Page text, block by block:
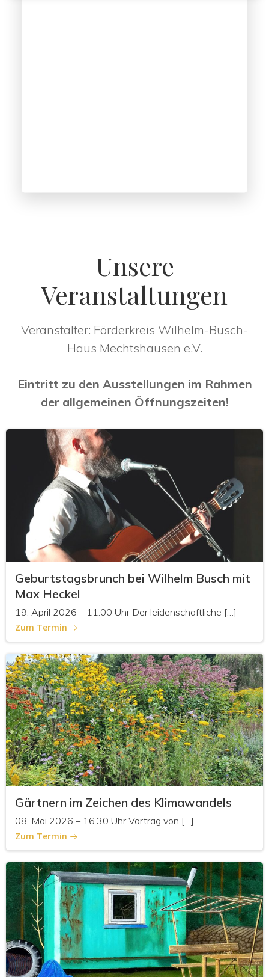
Unsere
Veranstaltungen
Veranstalter: Förderkreis Wilhelm-Busch-
Haus Mechtshausen e.V.
Eintritt zu den Ausstellungen im Rahmen
der allgemeinen Öffnungszeiten!
Geburtstagsbrunch bei Wilhelm Busch mit
Max Heckel
19. April 2026 – 11.00 Uhr Der leidenschaftliche […]
Zum Termin
Gärtnern im Zeichen des Klimawandels
08. Mai 2026 – 16.30 Uhr Vortrag von […]
Zum Termin